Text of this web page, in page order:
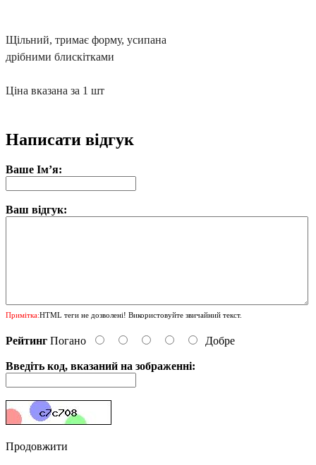
Щільний, тримає форму, усипана
дрібними блискітками
Ціна вказана за 1 шт
Написати відгук
Ваше Ім’я:
Ваш відгук:
Примітка:HTML теги не дозволені! Використовуйте звичайний текст.
Рейтинг Погано Добре
Введіть код, вказаний на зображенні:
Продовжити